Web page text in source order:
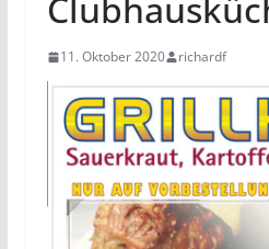
11. Oktober 2020 richardf